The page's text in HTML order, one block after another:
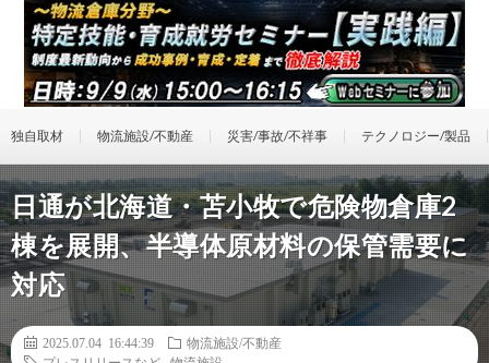
独自取材 物流施設/不動産 災害/事故/不祥事 テクノロジー/製品
日通が北海道・苫小牧で危険物倉庫2
棟を展開、半導体原材料の保管需要に
対応
2025.07.04 16:44:39
物流施設/不動産